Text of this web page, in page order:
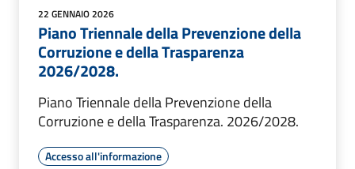
22 GENNAIO 2026
Piano Triennale della Prevenzione della
Corruzione e della Trasparenza
2026/2028.
Piano Triennale della Prevenzione della
Corruzione e della Trasparenza. 2026/2028.
Accesso all'informazione